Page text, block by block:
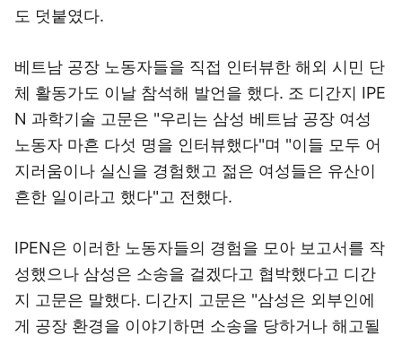
도 덧붙였다.
베트남 공장 노동자들을 직접 인터뷰한 해외 시민 단
체 활동가도 이날 참석해 발언을 했다. 조 디간지 IPE
N 과학기술 고문은 "우리는 삼성 베트남 공장 여성
노동자 마흔 다섯 명을 인터뷰했다"며 "이들 모두 어
지러움이나 실신을 경험했고 젊은 여성들은 유산이
흔한 일이라고 했다"고 전했다.
IPEN은 이러한 노동자들의 경험을 모아 보고서를 작
성했으나 삼성은 소송을 걸겠다고 협박했다고 디간
지 고문은 말했다. 디간지 고문은 "삼성은 외부인에
게 공장 환경을 이야기하면 소송을 당하거나 해고될